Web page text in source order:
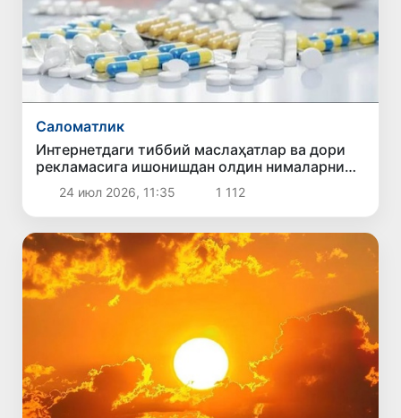
Саломатлик
Интернетдаги тиббий маслаҳатлар ва дори
рекламасига ишонишдан олдин нималарни
билиш керак?
24 июл 2026, 11:35 1 112